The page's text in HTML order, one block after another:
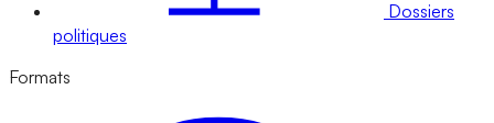
Dossiers
politiques
Formats